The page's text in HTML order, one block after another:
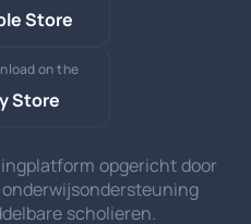
Store
on the
Store
opgericht door
scholieren.